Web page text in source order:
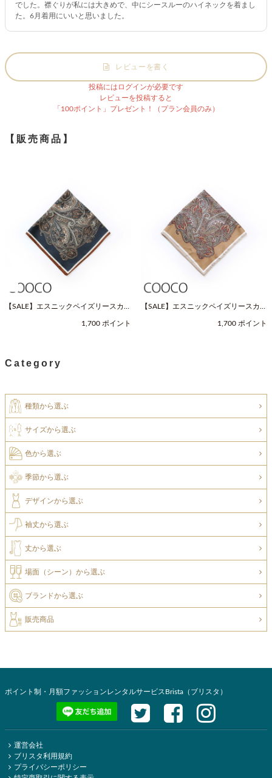
でした。襟ぐりが私には大きめで、中にシースルーのハイネックを着まし
た。6月着用にいいと思いました。
レビューを書く
投稿にはログインが必要です
レビューを投稿すると
「100ポイント」プレゼント！（プラン会員のみ）
【販売商品】
【SALE】エスニックペイズリースカー
1,700 ポイント
【SALE】エスニックペイズリースカー
1,700 ポイント
Category
種類から選ぶ
サイズから選ぶ
色から選ぶ
季節から選ぶ
デザインから選ぶ
袖丈から選ぶ
丈から選ぶ
場面（シーン）から選ぶ
ブランドから選ぶ
販売商品
ポイント制・月額ファッションレンタルサービスBrista（ブリスタ）
運営会社
ブリスタ利用規約
プライバシーポリシー